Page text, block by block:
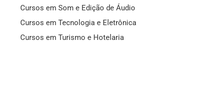
Cursos em Som e Edição de Áudio
Cursos em Tecnologia e Eletrônica
Cursos em Turismo e Hotelaria